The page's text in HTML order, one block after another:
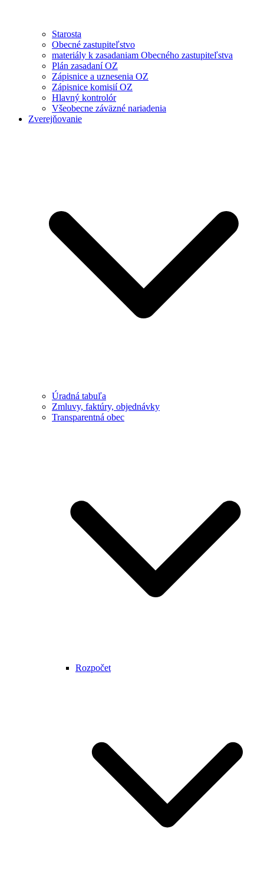
Starosta
Obecné zastupiteľstvo
materiály k zasadaniam Obecného zastupiteľstva
Plán zasadaní OZ
Zápisnice a uznesenia OZ
Zápisnice komisií OZ
Hlavný kontrolór
Všeobecne záväzné nariadenia
Zverejňovanie
Úradná tabuľa
Zmluvy, faktúry, objednávky
Transparentná obec
Rozpočet